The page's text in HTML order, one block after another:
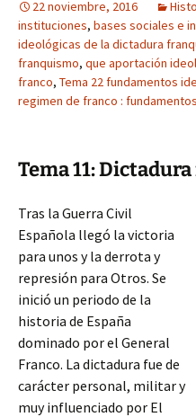
22 noviembre, 2016
instituciones, bases sociales e
ideológicas de la dictadura
franquismo, que aportación
franco, Tema 22 fundamentos
regimen de franco :
Tema 11:
Tras la Guerra Civil
Española llegó la victoria
para unos y la derrota y
represión para Otros. Se
inició un periodo de la
historia de España
dominado por el General
Franco. La dictadura fue de
carácter personal, militar y
muy influenciado por El